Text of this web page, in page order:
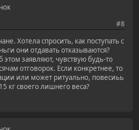
#8
Хотела спросить, как поступать с
они отдавать отказываются?
заявляют, чувствую будь-то
отговорок. Если конкретнее, то
или может ритуально, повесиьь
кг своего лишнего веса?